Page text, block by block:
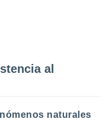
al
naturales